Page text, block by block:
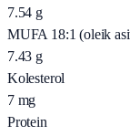
7.54 g
MUFA 18:1 (oleik
7.43 g
Kolesterol
7 mg
Protein